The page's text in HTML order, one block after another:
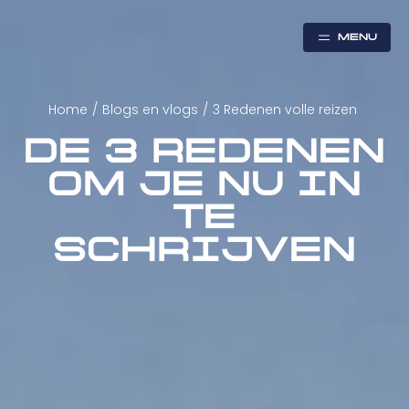
MENU
Home / Blogs en vlogs / 3 Redenen volle reizen
DE 3 REDENEN
OM JE NU IN
TE
SCHRIJVEN